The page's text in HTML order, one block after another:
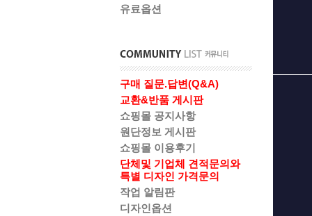
유료옵션
구매 질문.답변(Q&A)
교환&반품 게시판
쇼핑몰 공지사항
원단정보 게시판
쇼핑몰 이용후기
단체및 기업체 견적문의와
특별 디자인 가격문의
작업 알림판
디자인옵션